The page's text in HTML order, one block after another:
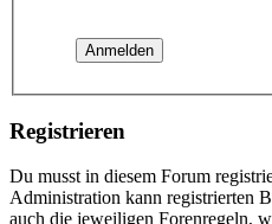
Registrieren
Du musst in diesem Forum
Administration kann registrierten
auch die jeweiligen Forenregeln,